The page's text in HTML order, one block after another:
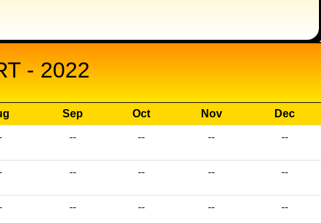
- 2022
Sep Oct Nov
Dec
-- -- -- --
-- -- -- --
-- -- -- --